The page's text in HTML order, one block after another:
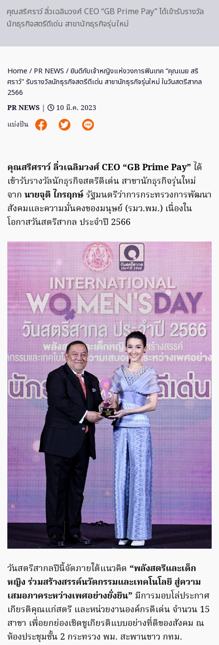
คุณสริศราว์ ลิ่วเฉลิมวงศ์ CEO “GB Prime Pay” ได้เข้ารับรางวัล
นักธุรกิจสตรีดีเด่น สาขานักธุรกิจรุ่นใหม่
Home / PR NEWS / ยินดีกับเจ้าหญิงแห่งวงการฟินเทค “คุณเนย สริ
ศราว์” รับรางวัลนักธุรกิจสตรีดีเด่น สาขานักธุรกิจรุ่นใหม่ ในวันสตรีสากล
2566
PR NEWS |
10 มี.ค. 2023
แบ่งปัน
คุณสริศราว์ ลิ่วเฉลิมวงศ์ CEO “GB Prime Pay” ได้
เข้ารับรางวัลนักธุรกิจสตรีดีเด่น สาขานักธุรกิจรุ่นใหม่
จาก นายจุติ ไกรฤกษ์รัฐมนตรีว่าการกระทรวงการพัฒนา
สังคมและความมั่นคงของมนุษย์ (รมว.พม.) เนื่องใน
โอกาสวันสตรีสากล ประจำปี 2566
วันสตรีสากลปีนี้จัดภายใต้แนวคิด “พลังสตรีและเด็ก
หญิง ร่วมสร้างสรรค์นวัตกรรมและเทคโนโลยี สู่ความ
เสมอภาคระหว่างเพศอย่างยั่งยืน” มีการมอบโล่ประกาศ
เกียรติคุณแก่สตรี และหน่วยงานองค์กรดีเด่น จำนวน 15
สาขา เพื่อยกย่องเชิดชูเกียรติแบบอย่างที่ดีของสังคม ณ
ห้องประชุมชั้น 2 กระทรวง พม. สะพานขาว กทม.